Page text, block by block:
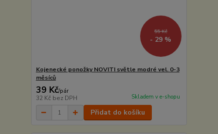
55 Kč
- 29 %
Kojenecké ponožky NOVITI světle modré vel. 0-3
měsíců
39 Kč/pár
32 Kč bez DPH Skladem v e-shopu
Přidat do košíku